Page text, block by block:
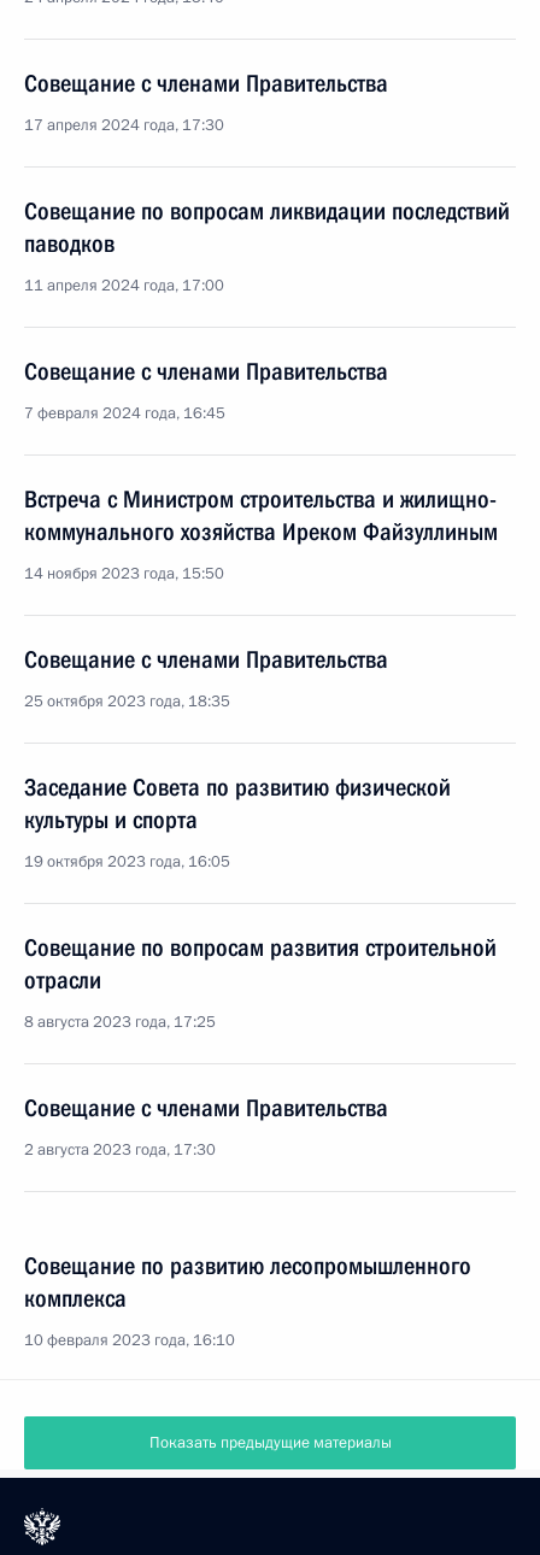
Совещание с членами Правительства
17 апреля 2024 года, 17:30
Совещание по вопросам ликвидации последствий
паводков
11 апреля 2024 года, 17:00
Совещание с членами Правительства
7 февраля 2024 года, 16:45
Встреча с Министром строительства и жилищно-
коммунального хозяйства Иреком Файзуллиным
14 ноября 2023 года, 15:50
Совещание с членами Правительства
25 октября 2023 года, 18:35
Заседание Совета по развитию физической
культуры и спорта
19 октября 2023 года, 16:05
Совещание по вопросам развития строительной
отрасли
8 августа 2023 года, 17:25
Совещание с членами Правительства
2 августа 2023 года, 17:30
Совещание по развитию лесопромышленного
комплекса
10 февраля 2023 года, 16:10
Показать предыдущие материалы